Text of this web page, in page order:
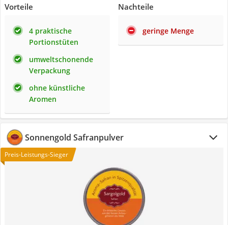
Vorteile
4 praktische
Portionstüten
umweltschonende
Verpackung
ohne künstliche
Aromen
Nachteile
geringe Menge
Sonnengold Safranpulver
Preis-Leistungs-Sieger